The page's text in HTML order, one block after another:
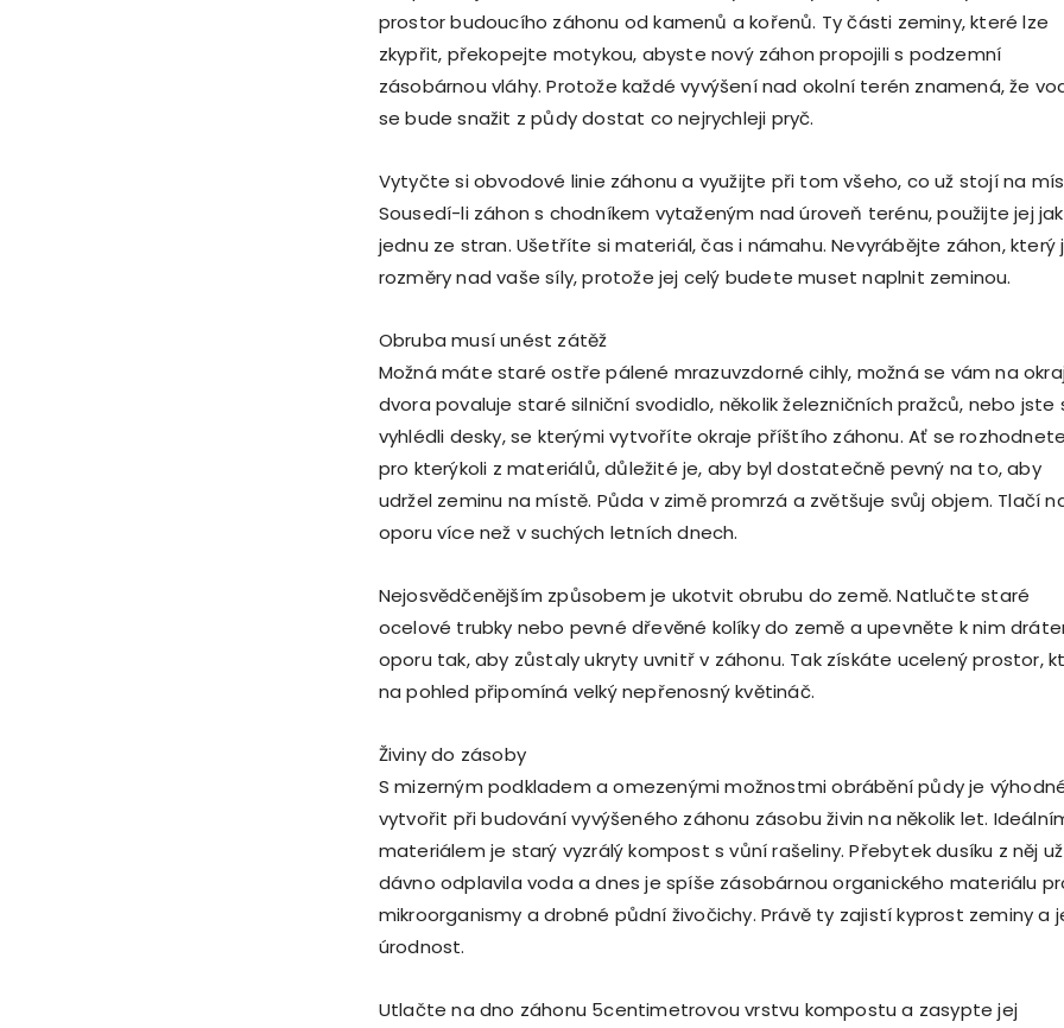
prostor budoucího záhonu od kamenů a kořenů. Ty části zeminy, které lze
zkypřit, překopejte motykou, abyste nový záhon propojili s podzemní
zásobárnou vláhy. Protože každé vyvýšení nad okolní terén znamená, že
se bude snažit z půdy dostat co nejrychleji pryč.
Vytyčte si obvodové linie záhonu a využijte při tom všeho, co už stojí na
Sousedí-li záhon s chodníkem vytaženým nad úroveň terénu, použijte jej
jednu ze stran. Ušetříte si materiál, čas i námahu. Nevyrábějte záhon, který
rozměry nad vaše síly, protože jej celý budete muset naplnit zeminou.
Obruba musí unést zátěž
Možná máte staré ostře pálené mrazuvzdorné cihly, možná se vám na
dvora povaluje staré silniční svodidlo, několik železničních pražců, nebo jste
vyhlédli desky, se kterými vytvoříte okraje příštího záhonu. Ať se rozhodnete
pro kterýkoli z materiálů, důležité je, aby byl dostatečně pevný na to, aby
udržel zeminu na místě. Půda v zimě promrzá a zvětšuje svůj objem. Tlačí
oporu více než v suchých letních dnech.
Nejosvědčenějším způsobem je ukotvit obrubu do země. Natlučte staré
ocelové trubky nebo pevné dřevěné kolíky do země a upevněte k nim
oporu tak, aby zůstaly ukryty uvnitř v záhonu. Tak získáte ucelený prostor,
na pohled připomíná velký nepřenosný květináč.
Živiny do zásoby
S mizerným podkladem a omezenými možnostmi obrábění půdy je
vytvořit při budování vyvýšeného záhonu zásobu živin na několik let.
materiálem je starý vyzrálý kompost s vůní rašeliny. Přebytek dusíku z něj už
dávno odplavila voda a dnes je spíše zásobárnou organického materiálu
mikroorganismy a drobné půdní živočichy. Právě ty zajistí kyprost zeminy a
úrodnost.
Utlačte na dno záhonu 5centimetrovou vrstvu kompostu a zasypte jej